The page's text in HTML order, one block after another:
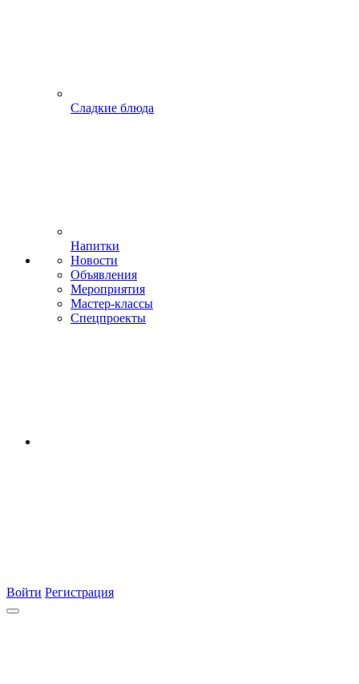
Сладкие блюда
Напитки
Новости
Объявления
Мероприятия
Мастер-классы
Спецпроекты
Войти Регистрация